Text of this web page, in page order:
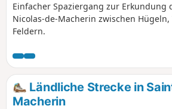
Einfacher Spaziergang zur Erkundung
Nicolas-de-Macherin zwischen Hügeln,
Feldern.
Ländliche Strecke in
Macherin